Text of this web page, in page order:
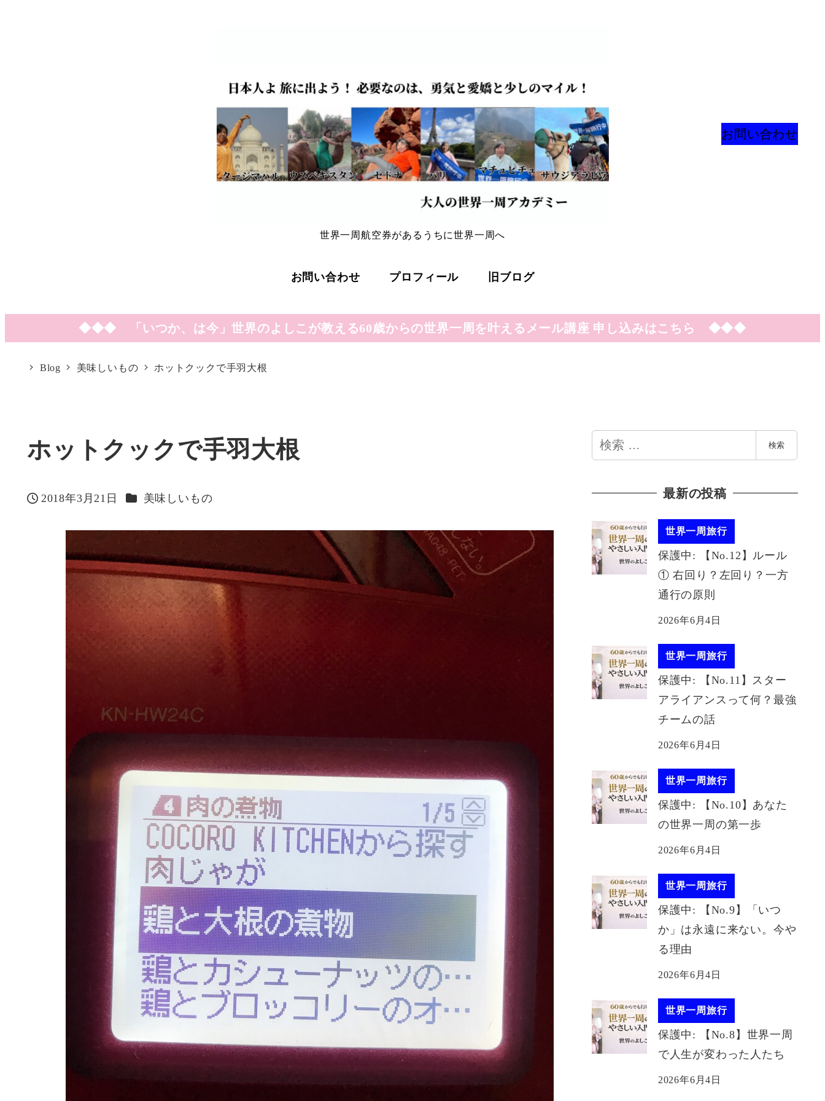
世界一周航空券があるうちに世界一周へ
お問い合わせ
お問い合わせ プロフィール 旧ブログ
◆◆◆ 「いつか、は今」世界のよしこが教える60歳からの世界一周を叶えるメール講座 申し込みはこちら ◆◆◆
Blog 美味しいもの ホットクックで手羽大根
ホットクックで手羽大根
投稿日
2018年3月21日 カテゴリー
美味しいもの
検
索
検索
最新の投稿
世界一周旅行
保護中: 【No.12】ルール
① 右回り？左回り？一方
通行の原則
2026年6月4日
世界一周旅行
保護中: 【No.11】スター
アライアンスって何？最強
チームの話
2026年6月4日
世界一周旅行
保護中: 【No.10】あなた
の世界一周の第一歩
2026年6月4日
世界一周旅行
保護中: 【No.9】「いつ
か」は永遠に来ない。今や
る理由
2026年6月4日
世界一周旅行
保護中: 【No.8】世界一周
で人生が変わった人たち
2026年6月4日